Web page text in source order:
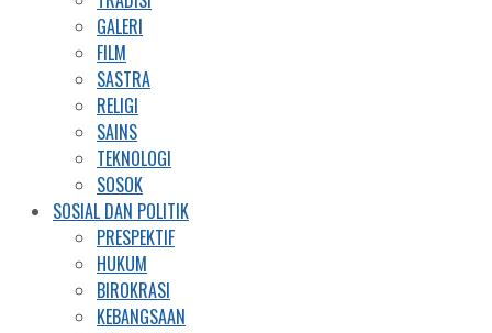
GALERI
FILM
SASTRA
RELIGI
SAINS
TEKNOLOGI
SOSOK
SOSIAL DAN POLITIK
PRESPEKTIF
HUKUM
BIROKRASI
KEBANGSAAN